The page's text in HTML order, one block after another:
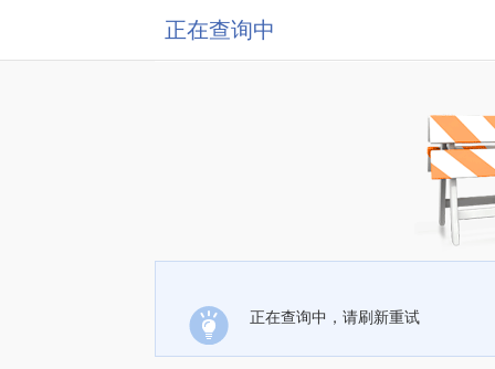
正在查询中
正在查询中，请刷新重试